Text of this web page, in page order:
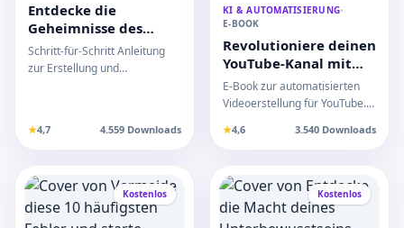
Entdecke die
Geheimnisse des
erfolgreichen Online-
Kurs-Starts!
Schritt-für-Schritt Anleitung
zur Erstellung und
★4,7 4.559 Downloads
KI & AUTOMATISIERUNG•
E-BOOK
Revolutioniere deinen
YouTube-Kanal mit
automatisierter
Videoerstellung!
E-Book zur automatisierten
Videoerstellung für YouTube.
Zuschauerbindung und
★4,6 3.540 Downloads
Kostenlos Kostenlos